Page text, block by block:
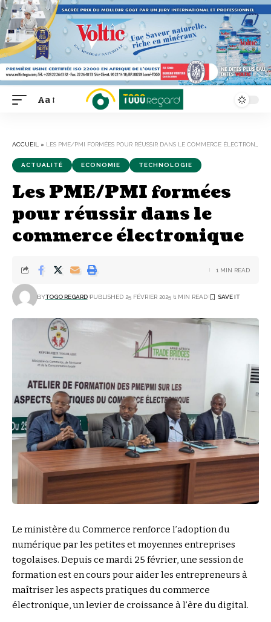
Font
Aa
ACCUEIL » LES PME/PMI FORMÉES POUR RÉUSSIR DANS LE COMMERCE ÉLECTRONIQUE
ACTUALITÉ ECONOMIE TECHNOLOGIE
Les PME/PMI formées
pour réussir dans le
commerce électronique
BYTOGO REGARD PUBLISHED 25 FÉVRIER 2025 1 MIN READ
1 MIN READ
Le ministère du Commerce renforce l’adoption du
numérique par les petites et moyennes entreprises
togolaises. Depuis ce mardi 25 février, une session de
formation est en cours pour aider les entrepreneurs à
maîtriser les aspects pratiques du commerce
électronique, un levier de croissance à l’ère du digital.